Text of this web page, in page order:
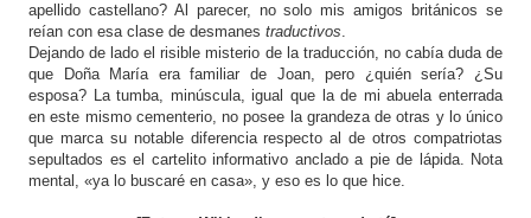
apellido castellano? Al parecer, no solo mis amigos británicos se
reían con esa clase de desmanes traductivos.
Dejando de lado el risible misterio de la traducción, no cabía duda de
que Doña María era familiar de Joan, pero ¿quién sería? ¿Su
esposa? La tumba, minúscula, igual que la de mi abuela enterrada
en este mismo cementerio, no posee la grandeza de otras y lo único
que marca su notable diferencia respecto al de otros compatriotas
sepultados es el cartelito informativo anclado a pie de lápida. Nota
mental, «ya lo buscaré en casa», y eso es lo que hice.